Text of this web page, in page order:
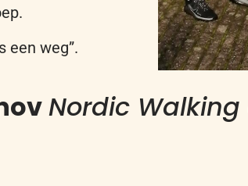
een weg”.
NordicWalking